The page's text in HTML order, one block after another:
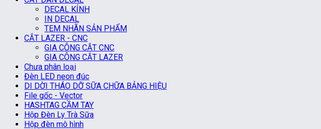
DECAL KÍNH
IN DECAL
TEM NHÃN SẢN PHẨM
CẮT LAZER - CNC
GIA CÔNG CẮT CNC
GIA CÔNG CẮT LAZER
Chưa phân loại
Đèn LED neon đúc
DI DỜI THÁO DỠ SỮA CHỮA BẢNG HIỆU
File gốc - Vector
HASHTAG CẦM TAY
Hộp Đèn Ly Trà Sữa
Hộp đèn mô hình